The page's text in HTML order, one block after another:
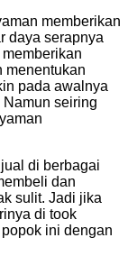
memberikan
daya serapnya
menentukan
pada awalnya
seiring
di berbagai
dan
sulit. Jadi jika
di took
ini dengan